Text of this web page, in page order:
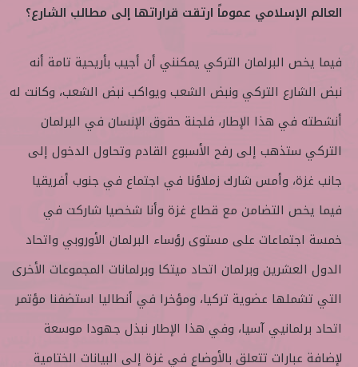
العالم الإسلامي عموماً ارتقت قراراتها إلى مطالب الشارع؟
فيما يخص البرلمان التركي يمكنني أن أجيب بأريحية تامة أنه
نبض الشارع التركي ونبض الشعب ويواكب نبض الشعب، وكانت له
أنشطته في هذا الإطار، فلجنة حقوق الإنسان في البرلمان
التركي ستذهب إلى رفح الأسبوع القادم وتحاول الدخول إلى
جانب غزة، وأمس شارك زملاؤنا في اجتماع في جنوب أفريقيا
فيما يخص التضامن مع قطاع غزة وأنا شخصيا شاركت في
خمسة اجتماعات على مستوى رؤساء البرلمان الأوروبي واتحاد
الدول العشرين وبرلمان اتحاد ميتكا وبرلمانات المجموعات الأخرى
التي تشملها عضوية تركيا، ومؤخرا في أنطاليا استضفنا مؤتمر
اتحاد برلمانيي آسيا، وفي هذا الإطار نبذل جهودا موسعة
لإضافة عبارات تتعلق بالأوضاع في غزة إلى البيانات الختامية